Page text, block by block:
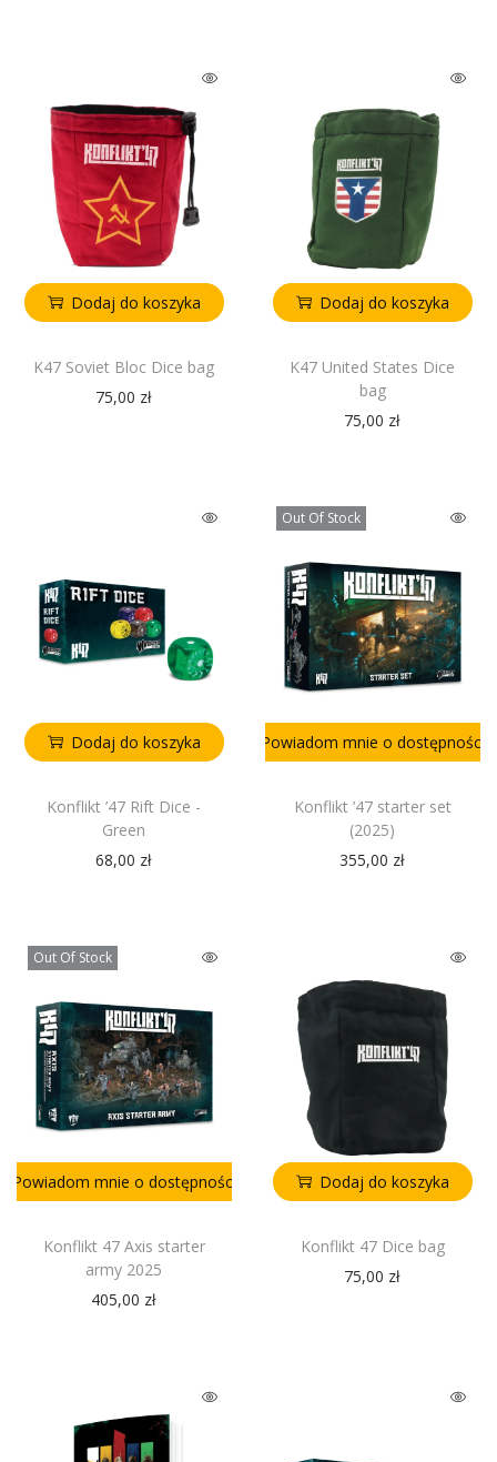
Dodaj do koszyka
K47 Soviet Bloc Dice bag
75,00 zł
Dodaj do koszyka
K47 United States Dice
bag
75,00 zł
Dodaj do koszyka
Konflikt ’47 Rift Dice -
Green
68,00 zł
Out Of Stock
Powiadom mnie o dostępności
Konflikt ’47 starter set
(2025)
355,00 zł
Out Of Stock
Powiadom mnie o dostępności
Konflikt 47 Axis starter
army 2025
405,00 zł
Dodaj do koszyka
Konflikt 47 Dice bag
75,00 zł